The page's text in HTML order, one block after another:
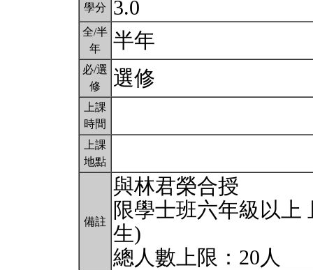
學分 3.0
全/半
年
半年
必/選
修
選修
上課
時間
上課
地點
備註
與林君榮合授
限學士班六年級以上
生)
總人數上限：20人